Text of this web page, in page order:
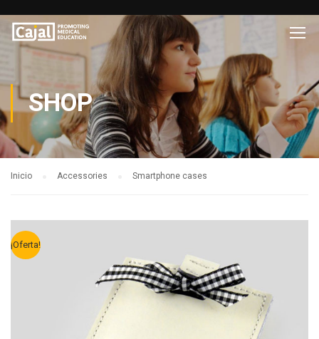
SHOP
Inicio Accessories Smartphone cases
¡Oferta!